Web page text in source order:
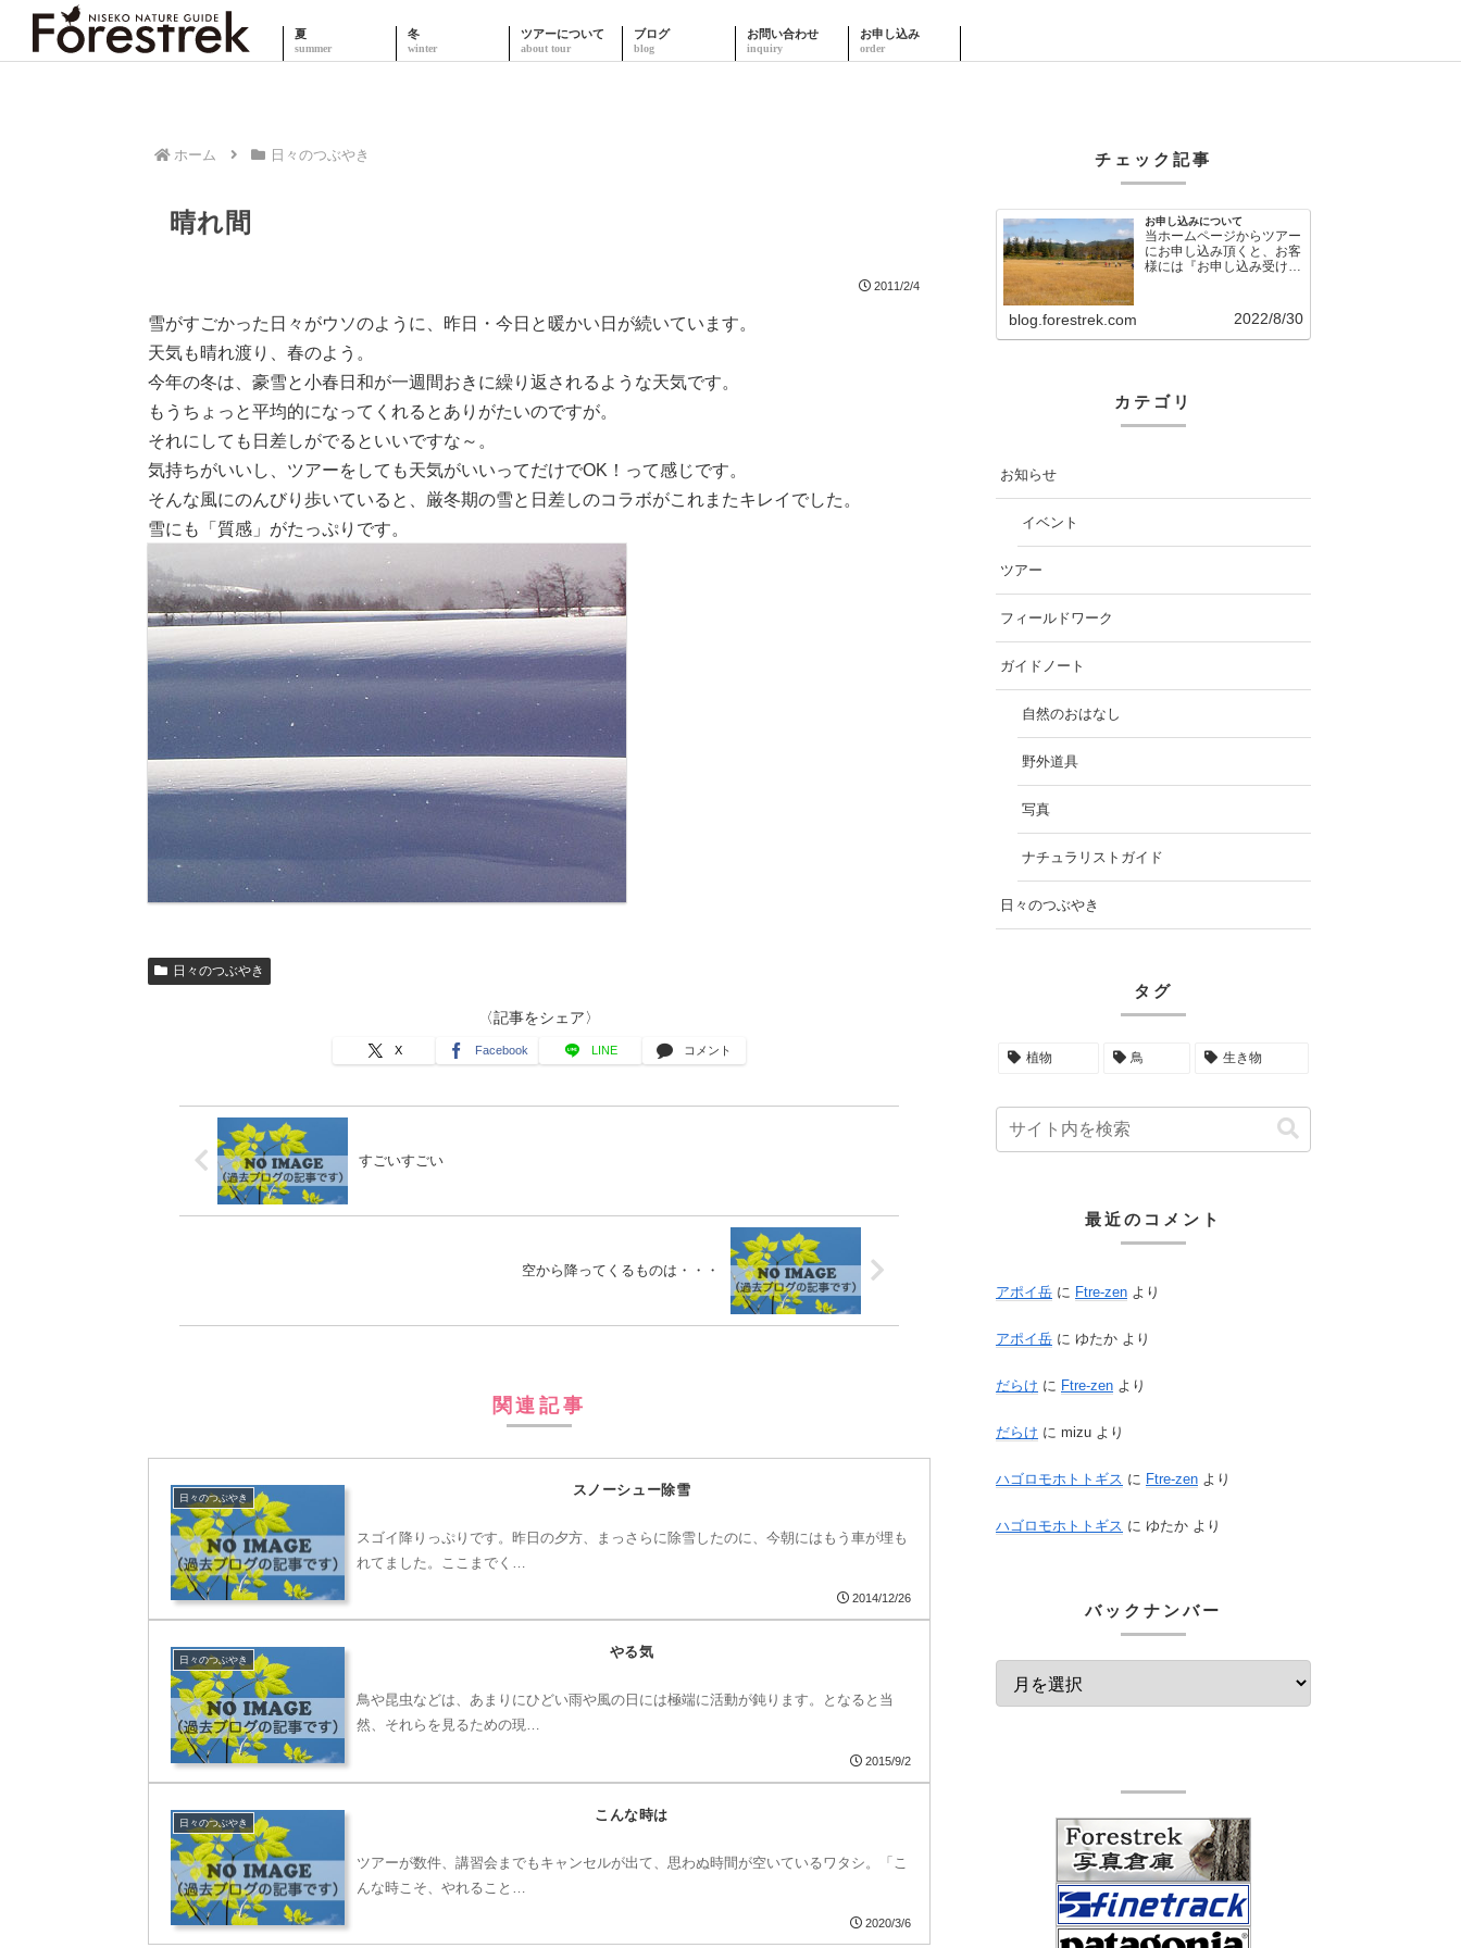
夏 冬 ツアーについて ブログ お問い合わせ お申し込み
ホーム 日々のつぶやき
晴れ間
2011/2/4
雪がすごかった日々がウソのように、昨日・今日と暖かい日が続いています。
天気も晴れ渡り、春のよう。
今年の冬は、豪雪と小春日和が一週間おきに繰り返されるような天気です。
もうちょっと平均的になってくれるとありがたいのですが。
それにしても日差しがでるといいですな～。
気持ちがいいし、ツアーをしても天気がいいってだけでOK！って感じです。
そんな風にのんびり歩いていると、厳冬期の雪と日差しのコラボがこれまたキレイでした。
雪にも「質感」がたっぷりです。
日々のつぶやき
〈記事をシェア〉
X Facebook LINE コメント
すごいすごい
空から降ってくるものは・・・
関連記事
日々のつぶやき
スノーシュー除雪
スゴイ降りっぷりです。昨日の夕方、まっさらに除雪したのに、今朝にはもう車が埋も
れてました。ここまでく…
2014/12/26
日々のつぶやき
やる気
鳥や昆虫などは、あまりにひどい雨や風の日には極端に活動が鈍ります。となると当
然、それらを見るための現…
2015/9/2
日々のつぶやき
こんな時は
ツアーが数件、講習会までもキャンセルが出て、思わぬ時間が空いているワタシ。「こ
んな時こそ、やれること…
2020/3/6
チェック記事
お申し込みについて
当ホームページからツアー
にお申し込み頂くと、お客
様には『お申し込み受け付
blog.forestrek.com 2022/8/30
カテゴリ
お知らせ
イベント
ツアー
フィールドワーク
ガイドノート
自然のおはなし
野外道具
写真
ナチュラリストガイド
日々のつぶやき
タグ
植物 鳥 生き物
最近のコメント
アポイ岳 に Ftre-zen より
アポイ岳 に ゆたか より
だらけ に Ftre-zen より
だらけ に mizu より
ハゴロモホトトギス に Ftre-zen より
ハゴロモホトトギス に ゆたか より
バックナンバー